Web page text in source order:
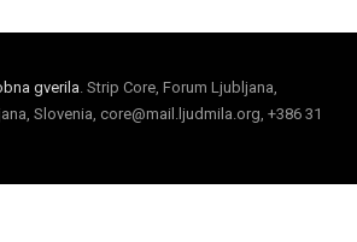
gverila. Strip Core, Forum Ljubljana,
Slovenia, core@mail.ljudmila.org, +386 31